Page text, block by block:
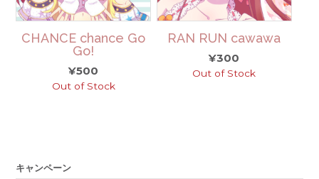
CHANCE chance Go
Go!
¥500
Out of Stock
RAN RUN cawawa
¥300
Out of Stock
キャンペーン